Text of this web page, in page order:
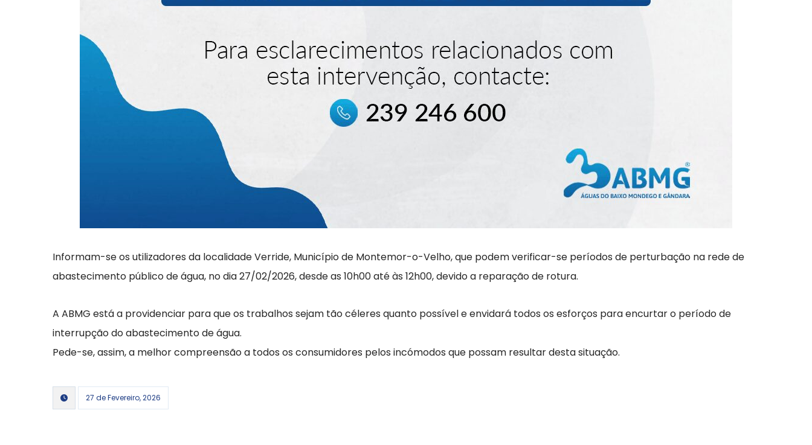
Informam-se os utilizadores da localidade Verride, Município de Montemor-o-Velho, que podem verificar-se períodos de perturbação na rede de
abastecimento público de água, no dia 27/02/2026, desde as 10h00 até às 12h00, devido a reparação de rotura.
A ABMG está a providenciar para que os trabalhos sejam tão céleres quanto possível e envidará todos os esforços para encurtar o período de
interrupção do abastecimento de água.
Pede-se, assim, a melhor compreensão a todos os consumidores pelos incómodos que possam resultar desta situação.
27 de Fevereiro, 2026